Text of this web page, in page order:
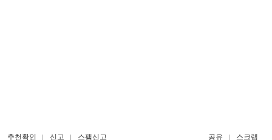
추천확인 신고 스팸신고 공유 스크랩